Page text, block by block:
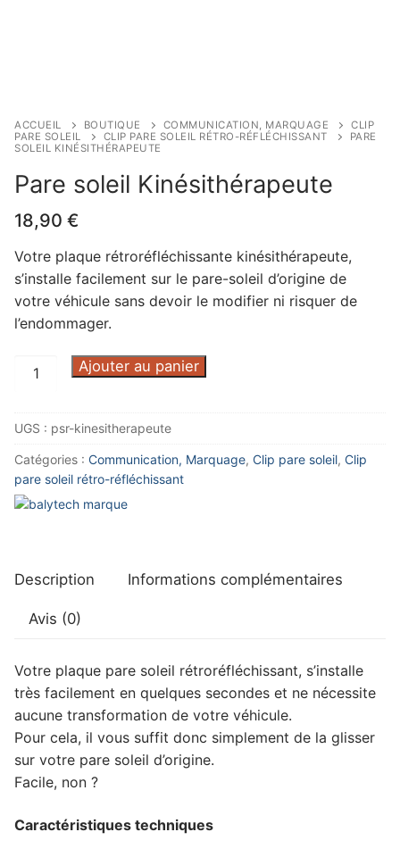
ACCUEIL BOUTIQUE COMMUNICATION, MARQUAGE
CLIP
PARE SOLEIL
CLIP PARE SOLEIL RÉTRO-RÉFLÉCHISSANT
PARE
SOLEIL KINÉSITHÉRAPEUTE
Pare soleil Kinésithérapeute
18,90 €
Votre plaque rétroréfléchissante kinésithérapeute,
s’installe facilement sur le pare-soleil d’origine de
votre véhicule sans devoir le modifier ni risquer de
l’endommager.
quantité
soleil
Kinésithérapeute
Ajouter au panier
UGS : psr-kinesitherapeute
Catégories : Communication, Marquage, Clip pare soleil, Clip
pare soleil rétro-réfléchissant
Description Informations complémentaires
Avis (0)
Votre plaque pare soleil rétroréfléchissant, s’installe
très facilement en quelques secondes et ne nécessite
aucune transformation de votre véhicule.
Pour cela, il vous suffit donc simplement de la glisser
sur votre pare soleil d’origine.
Facile, non ?
Caractéristiques techniques